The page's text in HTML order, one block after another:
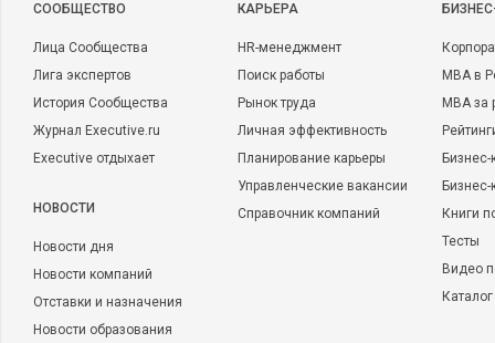
CООБЩЕСТВО
Лица Сообщества
Лига экспертов
История Сообщества
Журнал Executive.ru
Executive отдыхает
НОВОСТИ
Новости дня
Новости компаний
Отставки и назначения
Новости образования
КАРЬЕРА
HR-менеджмент
Поиск работы
Рынок труда
Личная эффективность
Планирование карьеры
Управленческие вакансии
Справочник компаний
MBA в
MBA
Бизнес-
Книги
Тесты
Видео